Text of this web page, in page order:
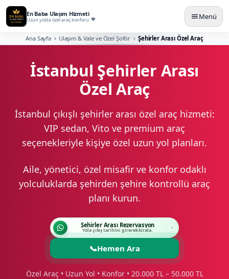
En Baba Ulaşım Hizmeti
Uzun yolda özel araç konforu. Menü
Ana Sayfa Ulaşım & Vale ve Özel Şoför Şehirler Arası Özel Araç
İstanbul Şehirler Arası
Özel Araç
İstanbul çıkışlı şehirler arası özel araç hizmeti:
VIP sedan, Vito ve premium araç
seçenekleriyle kişiye özel uzun yol planları.
Aile, yönetici, özel misafir ve konfor odaklı
yolculuklarda şehirden şehire kontrollü araç
planı kurun.
Şehirler Arası Rezervasyon
Yola çıkış tarihini girerek kirala.
📞Hemen Ara
Özel Araç • Uzun Yol • Konfor • 20.000 TL – 50.000 TL